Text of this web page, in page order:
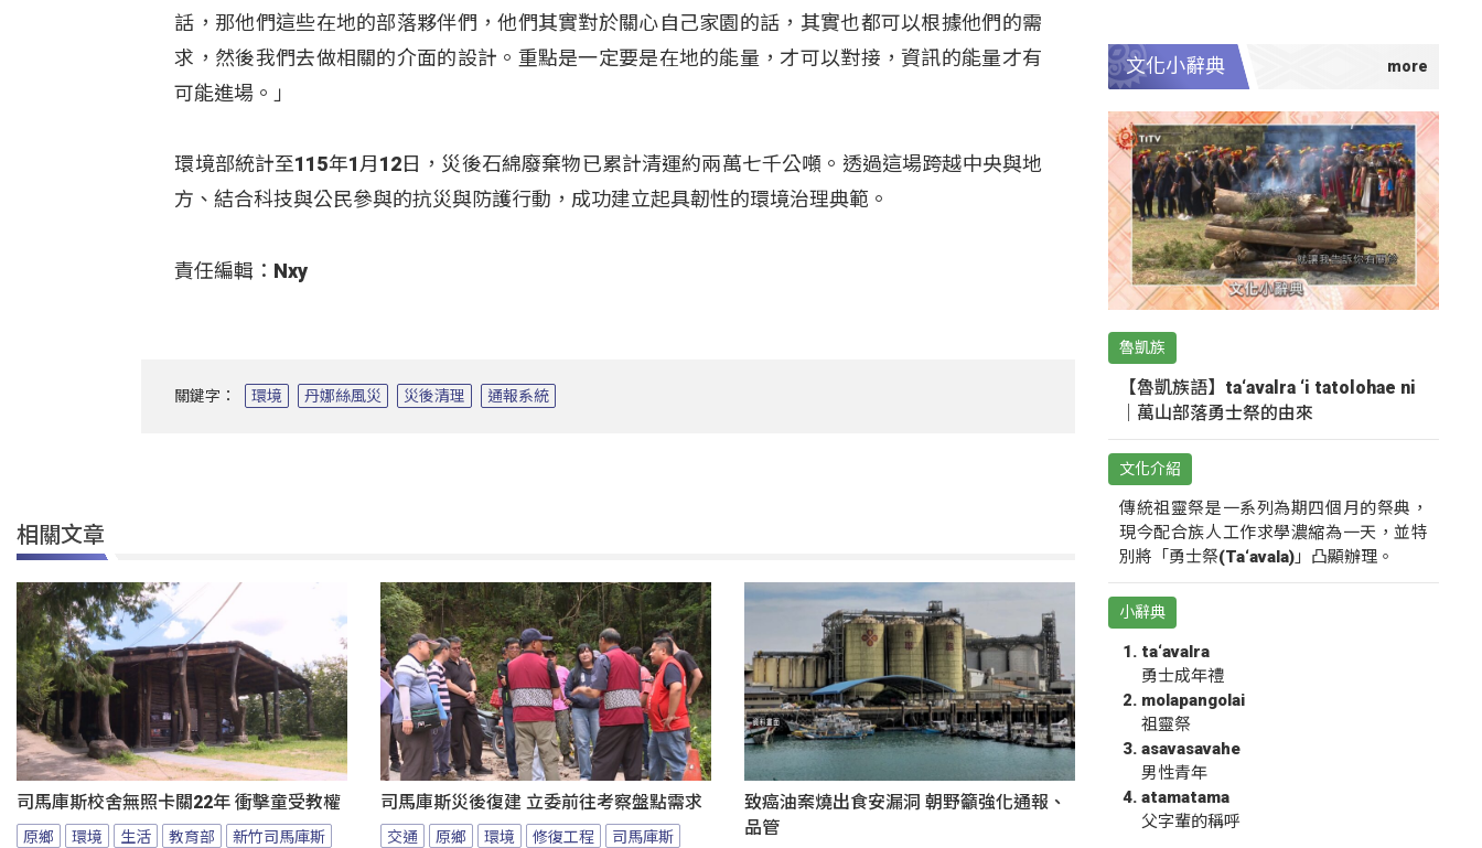
話，那他們這些在地的部落夥伴們，他們其實對於關心自己家園的話，其實也都可以根據他們的需
求，然後我們去做相關的介面的設計。重點是一定要是在地的能量，才可以對接，資訊的能量才有
可能進場。」
環境部統計至115年1月12日，災後石綿廢棄物已累計清運約兩萬七千公噸。透過這場跨越中央與地
方、結合科技與公民參與的抗災與防護行動，成功建立起具韌性的環境治理典範。
責任編輯：Nxy
關鍵字： 環境 丹娜絲風災 災後清理 通報系統
相關文章
司馬庫斯校舍無照卡關22年 衝擊童受教權
原鄉 環境 生活 教育部 新竹司馬庫斯
司馬庫斯災後復建 立委前往考察盤點需求
交通 原鄉 環境 修復工程
司馬庫斯
致癌油案燒出食安漏洞 朝野籲強化通報、
品管
文化小辭典
魯凱族
【魯凱族語】ta‘avalra ‘i tatolohae ni
｜萬山部落勇士祭的由來
文化介紹
傳統祖靈祭是一系列為期四個月的祭典，
現今配合族人工作求學濃縮為一天，並特
別將「勇士祭(Ta‘avala)」凸顯辦理。
小辭典
ta‘avalra
勇士成年禮
molapangolai
祖靈祭
asavasavahe
男性青年
atamatama
父字輩的稱呼